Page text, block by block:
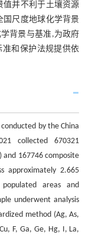
值并不利于土壤资源
国尺度地球化学背景
背景与基准,为政府
和保护法规提供依
by the China
collected 670321
and 167746 composite
approximately 2.665
areas and
underwent analysis
method (Ag, As,
F, Ga, Ge, Hg, I, La,